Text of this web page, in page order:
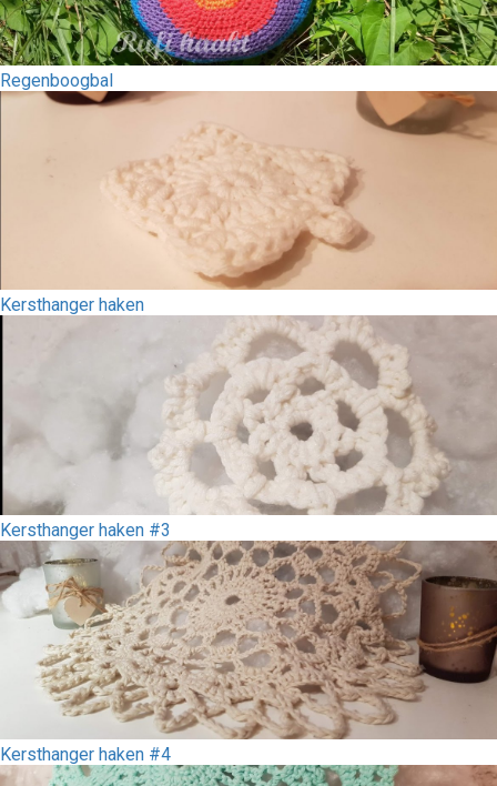
Regenboogbal
Kersthanger haken
Kersthanger haken #3
Kersthanger haken #4